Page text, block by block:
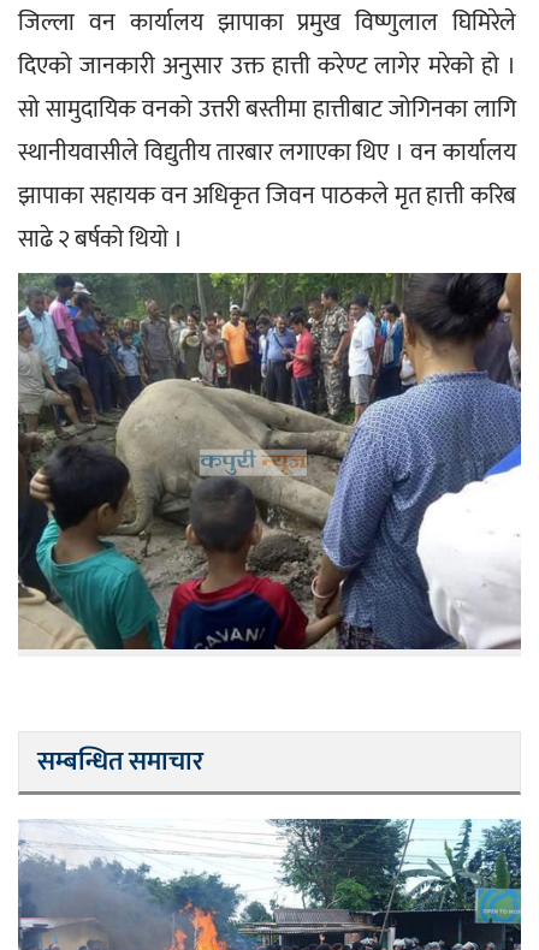
जिल्ला वन कार्यालय झापाका प्रमुख विष्णुलाल घिमिरेले
दिएको जानकारी अनुसार उक्त हात्ती करेण्ट लागेर मरेको हो ।
सो सामुदायिक वनको उत्तरी बस्तीमा हात्तीबाट जोगिनका लागि
स्थानीयवासीले विद्युतीय तारबार लगाएका थिए । वन कार्यालय
झापाका सहायक वन अधिकृत जिवन पाठकले मृत हात्ती करिब
साढे २ बर्षको थियो ।
सम्बन्धित समाचार